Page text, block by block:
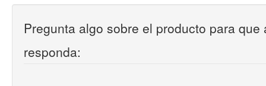
Pregunta algo sobre el producto para que
responda: